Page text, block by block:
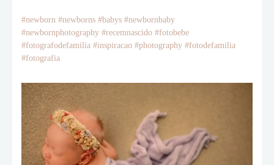
#newborn #newborns #babys #newbornbaby
#newbornphotography #recemnascido #fotobebe
#fotografodefamilia #inspiracao #photography #fotodefamilia
#fotografia